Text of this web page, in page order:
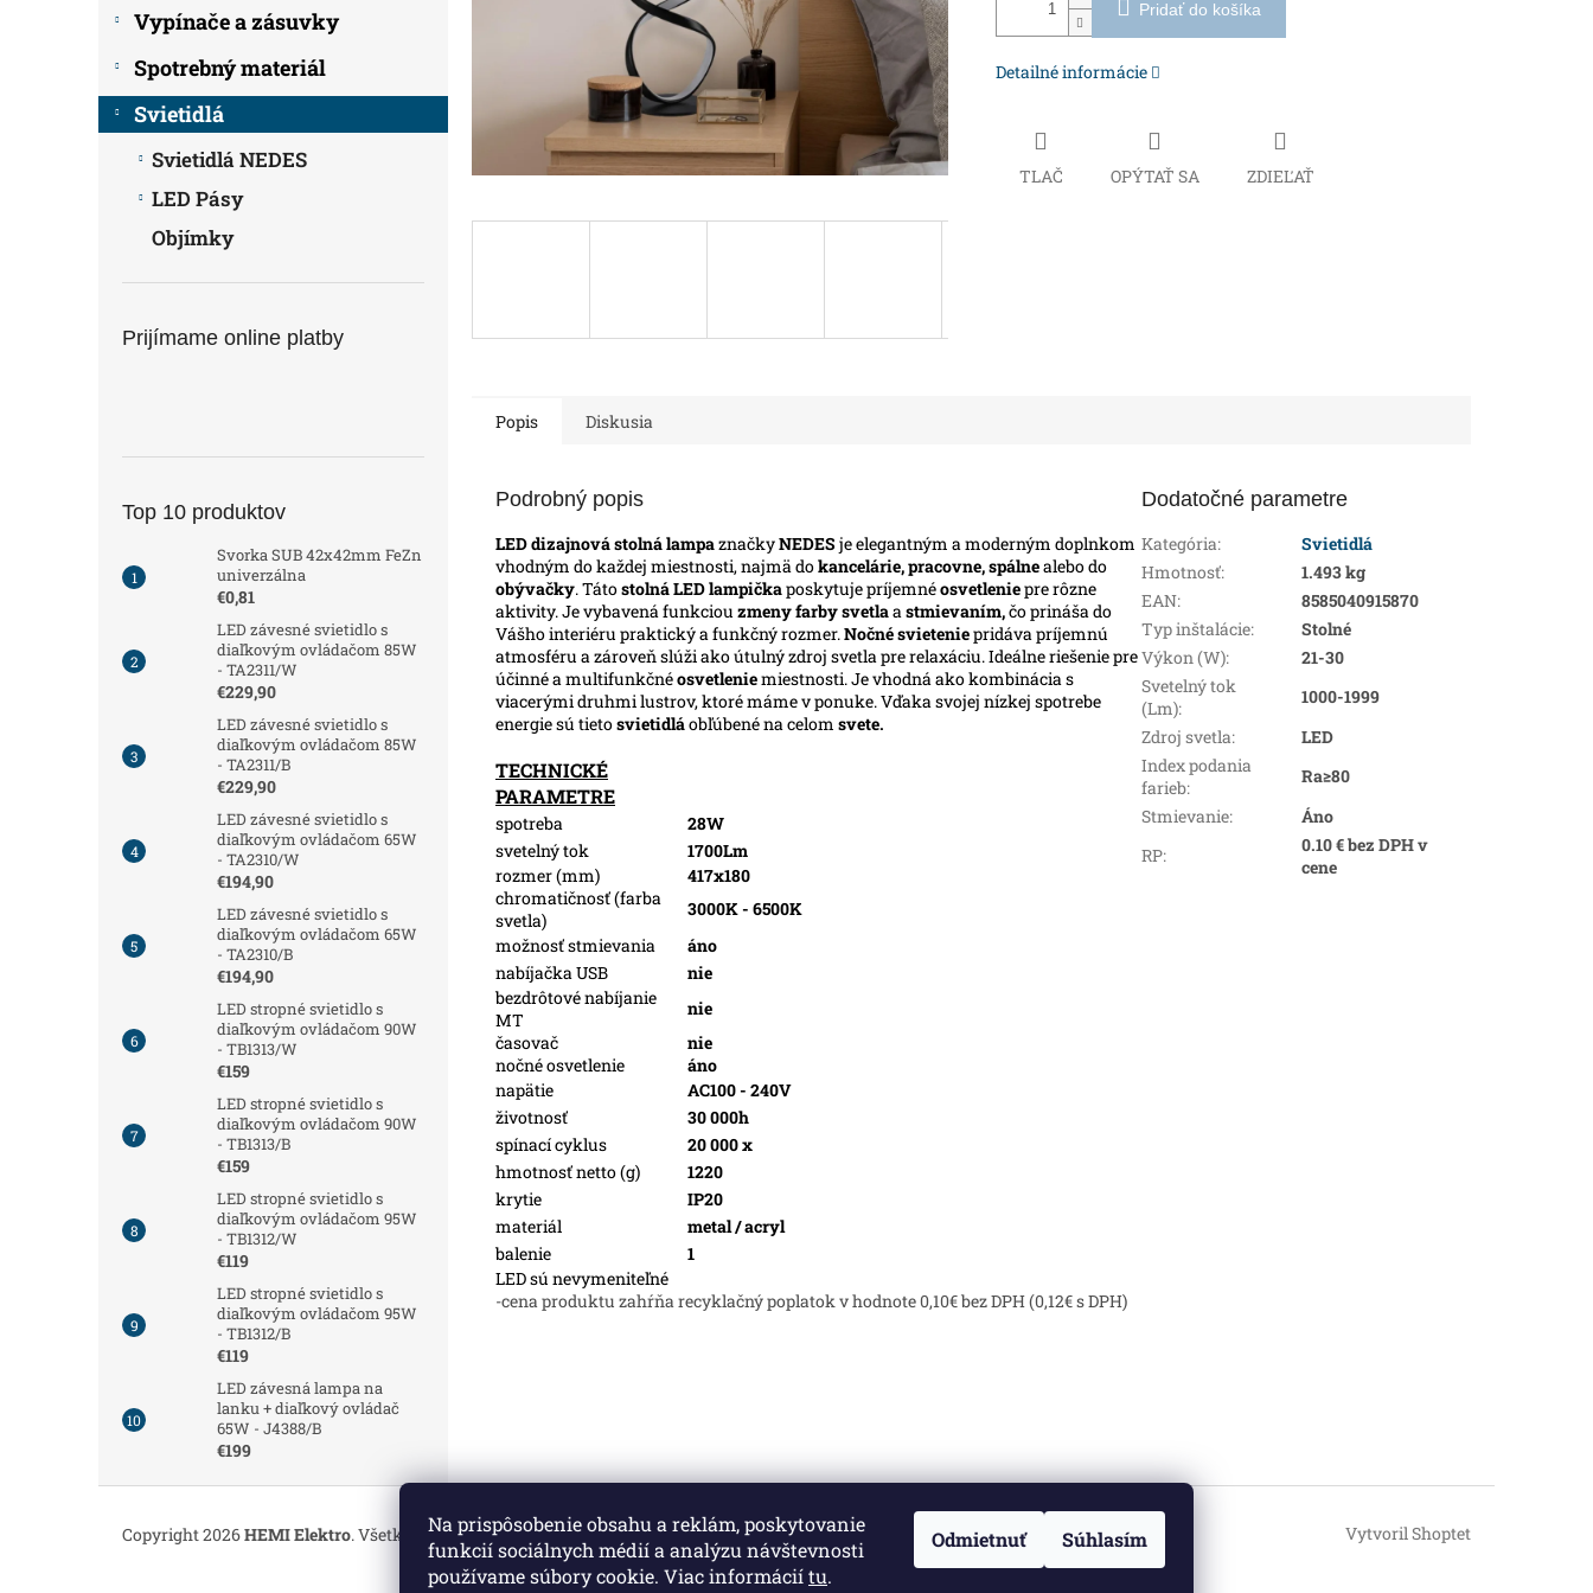
Na prispôsobenie obsahu a reklám, poskytovanie
funkcií sociálnych médií a analýzu návštevnosti
používame súbory cookie. Viac informáciítu.
Odmietnuť Súhlasím
Vypínače a zásuvky
Spotrebný materiál
Svietidlá
Svietidlá NEDES
LED Pásy
Objímky
Prijímame online platby
Top 10 produktov
Svorka SUB 42x42mm FeZn
univerzálna
€0,81
LED závesné svietidlo s
diaľkovým ovládačom 85W
- TA2311/W
€229,90
LED závesné svietidlo s
diaľkovým ovládačom 85W
- TA2311/B
€229,90
LED závesné svietidlo s
diaľkovým ovládačom 65W
- TA2310/W
€194,90
LED závesné svietidlo s
diaľkovým ovládačom 65W
- TA2310/B
€194,90
LED stropné svietidlo s
diaľkovým ovládačom 90W
- TB1313/W
€159
LED stropné svietidlo s
diaľkovým ovládačom 90W
- TB1313/B
€159
LED stropné svietidlo s
diaľkovým ovládačom 95W
- TB1312/W
€119
LED stropné svietidlo s
diaľkovým ovládačom 95W
- TB1312/B
€119
LED závesná lampa na
lanku + diaľkový ovládač
65W - J4388/B
€199
Pridať do košíka
Detailné informácie
TLAČ OPÝTAŤ SA ZDIEĽAŤ
Popis Diskusia
Podrobný popis
LED dizajnová stolná lampaznačkyNEDES je elegantným a moderným doplnkom
vhodným do každej miestnosti, najmä dokancelárie,pracovne, spálnealebo do
obývačky. Tátostolná LED lampičkaposkytuje príjemnéosvetleniepre rôzne
aktivity. Je vybavená funkciou zmeny farby svetlaa stmievaním,čo prináša do
Vášho interiéru praktický a funkčný rozmer.Nočné svieteniepridáva príjemnú
atmosféru a zároveň slúži ako útulný zdroj svetla pre relaxáciu. Ideálne riešenie pre
účinné a multifunkčnéosvetleniemiestnosti. Je vhodná ako kombinácia s
viacerými druhmi lustrov, ktoré máme v ponuke. Vďaka svojej nízkej spotrebe
energie sú tietosvietidláobľúbené na celom svete.
TECHNICKÉ
PARAMETRE
spotreba
28W
svetelný tok
1700Lm
rozmer (mm)
417x180
chromatičnosť (farba
svetla)
3000K - 6500K
možnosť stmievania
áno
nabíjačka USB
nie
bezdrôtové nabíjanie
MT
nie
časovač
nie
nočné osvetlenie
áno
napätie
AC100 - 240V
životnosť
30 000h
spínací cyklus
20 000 x
hmotnosť netto (g)
1220
krytie
IP20
materiál
metal / acryl
balenie
1
LED sú nevymeniteľné
-cena produktu zahŕňa recyklačný poplatok v hodnote 0,10€ bez DPH (0,12€ s DPH)
Dodatočné parametre
Kategória:
Svietidlá
Hmotnosť:
1.493 kg
EAN:
8585040915870
Typ inštalácie:
Stolné
Výkon (W):
21-30
Svetelný tok
(Lm):
1000-1999
Zdroj svetla:
LED
Index podania
farieb:
Ra≥80
Stmievanie:
Áno
RP:
0.10 € bez DPH v
cene
Vytvoril Shoptet
Copyright 2026HEMI Elektro. Všetky práva vyhradené.Upraviť nastavenie cookies